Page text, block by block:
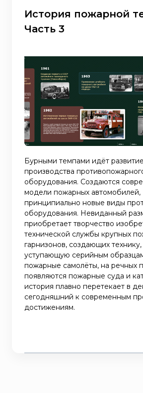
История пожарной
Часть 3
Бурными темпами идёт
производства
оборудования. Создаются
модели пожарных автомобилей,
принципиально новые виды
оборудования. Невиданный
приобретает творчество
технической службы крупных
гарнизонов, создающих
уступающую серийным
пожарные самолёты, на речных
появляются пожарные суда и
история плавно перетекает в
сегодняшний к современным
достижениям.